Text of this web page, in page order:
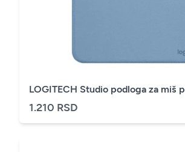
LOGITECH Studio podloga za miš
1.210 RSD